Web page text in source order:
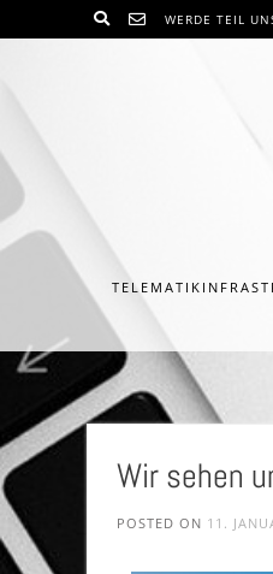
WERDE TEIL
Wir sehen
POSTED ON 11.